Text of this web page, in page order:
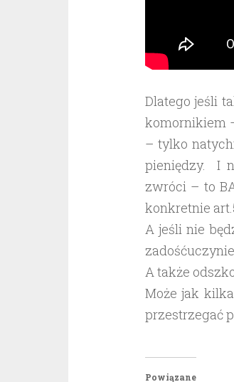
Dlatego jeśli
komornikiem
– tylko
pieniędzy. I
zwróci – to
konkretnie
A jeśli nie
A także
Może jak
przestrzegać
Powiązane